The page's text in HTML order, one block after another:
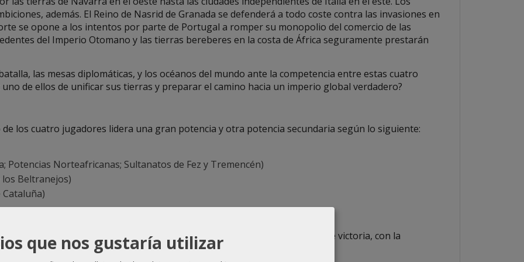
además. El Reino de Nasrid de Granada se defenderá a todo coste contra las invasiones en
se opone a los intentos por parte de Portugal a romper su monopolio del comercio de las
del Imperio Otomano y las tierras bereberes en la costa de África seguramente prestarán
las mesas diplomáticas, y los océanos del mundo ante la competencia entre estas cuatro
de ellos de unificar sus tierras y preparar el camino hacia un imperio global verdadero?
de los cuatro jugadores lidera una gran potencia y otra potencia secundaria según lo siguiente:
Potencias Norteafricanas; Sultanatos de Fez y Tremencén)
los Beltranejos)
Cataluña)
menos.
puede durar unos 45 minutos. El ganador es el que alcance 45 puntos de victoria, con la
que nos gustaría utilizar